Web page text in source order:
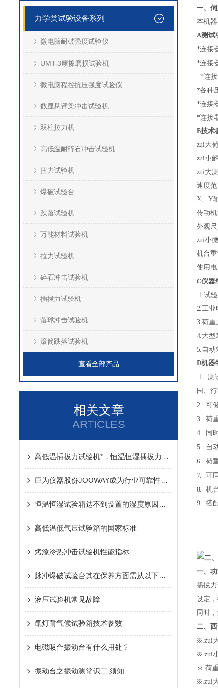
力学类试验设备系列
微电脑耐破强度试验仪
UMT-3摩擦磨损试验机
微电脑程控抗压强度试验仪
数显悬臂梁冲击试验机
双柱拉力机
高低温耐碎石冲击试验机
扭力试验机
爆破试验台
跌落试验机
万能材料试验机
拉力试验机
碎石冲击试验机
插拔力试验机
落球冲击试验机
滚筒跌落试验机
查看全部产品
相关文章
ARTICLES
高低温插拔力试验机*，恒温恒湿插拔力试验机现货供应
巨为仪器股份JOOWAY成为行业可靠性试验设备之一
恒温恒湿试验箱达不到设置的湿度原因分析
高低温低气压试验箱的国家标准
烤漆冷热冲击试验机性能指标
脉冲爆破试验台其在保养方面需从以下方面入手
液压试验机常见故障
氙灯耐气候试验箱技术参数
电磁吸合振动台有什么用处？
振动台之振动测常识二 须知
一、
本机
A测试
*连接
*连接
*连
*各种
*连接
*连接
B技术
zui大
zui小
zui大
速度
X、 Y
传动
外观
zui小
机台
使用
C仪器
1.试
2.工业
3.荷重
4.大型
5. 自动
D机器
1. 测
围、
2. 可
3. 荷
4.
同
5.
自
6. 荷
7. 可
8. 机
9. 搭
二
一、
插拔
设定
同时
二、
※.zui
※.zui
※ .荷
※.zui